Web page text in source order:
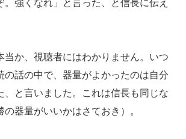
。強くなれ」と言った、と信長に伝え
当か、視聴者にはわかりません。いつ
の話の中で、器量がよかったのは自分
、と言いました。これは信長も同じな
の器量がいいかはさておき）。